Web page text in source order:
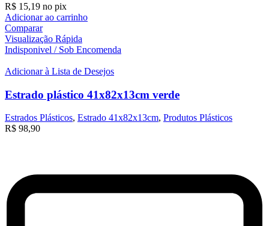
R$ 15,19 no pix
Adicionar ao carrinho
Comparar
Visualização Rápida
Indisponivel / Sob Encomenda
Adicionar à Lista de Desejos
Estrado plástico 41x82x13cm verde
Estrados Plásticos, Estrado 41x82x13cm, Produtos Plásticos
R$ 98,90